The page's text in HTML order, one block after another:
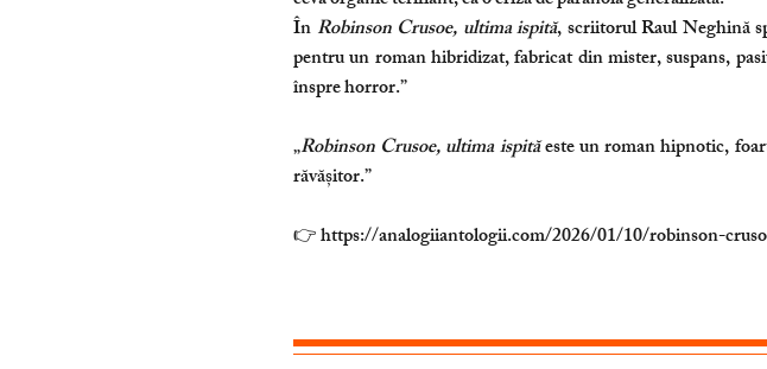
În Robinson Crusoe, ultima ispită, scriitorul Raul Neghină
pentru un roman hibridizat, fabricat din mister, suspans,
înspre horror.”
„Robinson Crusoe, ultima ispităeste un roman hipnotic,
răvășitor.”
👉https://analogiiantologii.com/2026/01/10/robinson-